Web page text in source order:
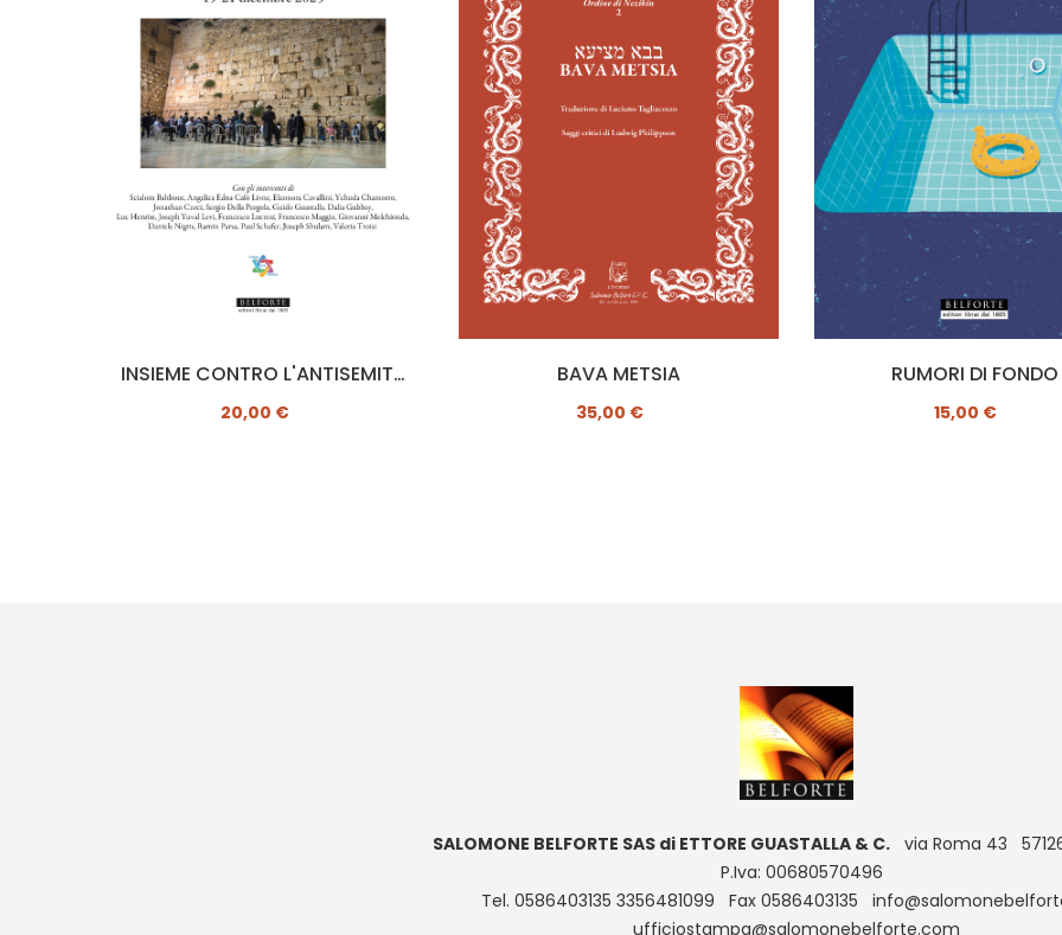
INSIEME CONTRO L'ANTISEMITISMO
20,00 €
BAVA METSIA
35,00 €
RUMORI DI FONDO
15,00 €
SALOMONE BELFORTE SAS di ETTORE GUASTALLA & C.via Roma 43
P.Iva: 00680570496
Tel. 0586403135 3356481099 Fax 0586403135
ufficiostampa@salomonebelforte.com